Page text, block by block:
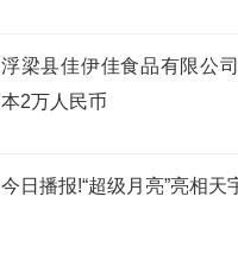
浮梁县佳伊佳食品有限公
本2万人民币
今日播报!“超级月亮”亮相天